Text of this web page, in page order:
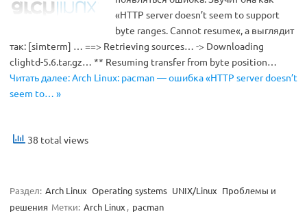
«HTTP server doesn’t seem to support
byte ranges. Cannot resume«, а выглядит
так: [simterm] … ==> Retrieving sources… -> Downloading
clightd-5.6.tar.gz… ** Resuming transfer from byte position…
Читать далее: Arch Linux: pacman — ошибка «HTTP server doesn’t
seem to… »
38 total views
Раздел: Arch Linux Operating systems UNIX/Linux Проблемы и
решения Метки: Arch Linux , pacman